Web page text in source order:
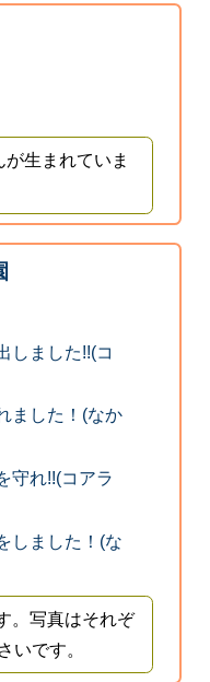
生まれていま
しました!!(コ
ました！(なか
守れ!!(コアラ
しました！(な
。写真はそれぞ
いです。